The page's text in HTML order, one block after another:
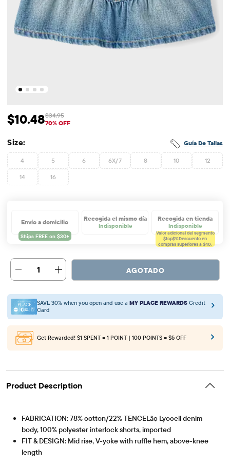
Precio de venta: $10.48
$10.48 Precio original: $34.95
$34.95
70% OFF
Guía De Tallas
Size:
4 5 6 6X/7 8 10 12
14 16
Envío a domicilio Recogida el mismo día
Indisponible
Recogida en tienda
Indisponible
Valor adicional del segmento
$tcp$%Descuento en
compras superiores a $40.
1 AGOTADO
SAVE 30% when you open and use a MY PLACE REWARDS Credit
Card
Get Rewarded! $1 SPENT = 1 POINT | 100 POINTS = $5 OFF
Product Description
FABRICATION: 78% cotton/22% TENCELâ¢ Lyocell denim
body, 100% polyester interlock shorts, imported
FIT & DESIGN: Mid rise, V-yoke with ruffle hem, above-knee
length